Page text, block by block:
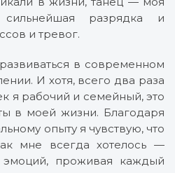
разрядка и
и тревог.
в современном
И хотя, всего два раза
я рабочий и семейный, это
в моей жизни. Благодаря
опыту я чувствую, что
мне всегда хотелось —
эмоций, проживая каждый